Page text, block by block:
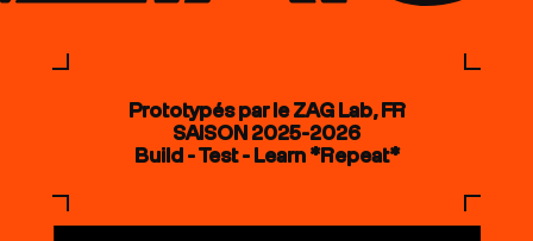
Prototypés par le ZAG Lab, FR
SAISON 2025-2026
Build - Test - Learn *Repeat*